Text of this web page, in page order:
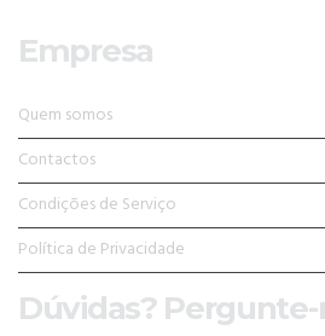
Empresa
Quem somos
Contactos
Condições de Serviço
Política de Privacidade
Dúvidas? Pergunte-